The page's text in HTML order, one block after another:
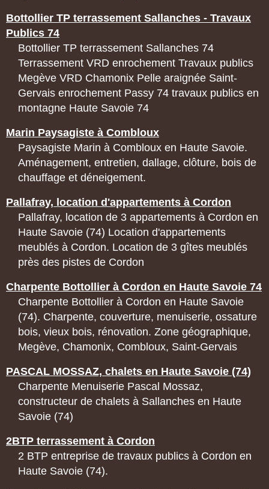
Bottollier TP terrassement Sallanches - Travaux
Publics 74
Bottollier TP terrassement Sallanches 74
Terrassement VRD enrochement Travaux publics
Megève VRD Chamonix Pelle araignée Saint-
Gervais enrochement Passy 74 travaux publics en
montagne Haute Savoie 74
Marin Paysagiste à Combloux
Paysagiste Marin à Combloux en Haute Savoie.
Aménagement, entretien, dallage, clôture, bois de
chauffage et déneigement.
Pallafray, location d'appartements à Cordon
Pallafray, location de 3 appartements à Cordon en
Haute Savoie (74) Location d'appartements
meublés à Cordon. Location de 3 gîtes meublés
près des pistes de Cordon
Charpente Bottollier à Cordon en Haute Savoie 74
Charpente Bottollier à Cordon en Haute Savoie
(74). Charpente, couverture, menuiserie, ossature
bois, vieux bois, rénovation. Zone géographique,
Megève, Chamonix, Combloux, Saint-Gervais
PASCAL MOSSAZ, chalets en Haute Savoie (74)
Charpente Menuiserie Pascal Mossaz,
constructeur de chalets à Sallanches en Haute
Savoie (74)
2BTP terrassement à Cordon
2 BTP entreprise de travaux publics à Cordon en
Haute Savoie (74).